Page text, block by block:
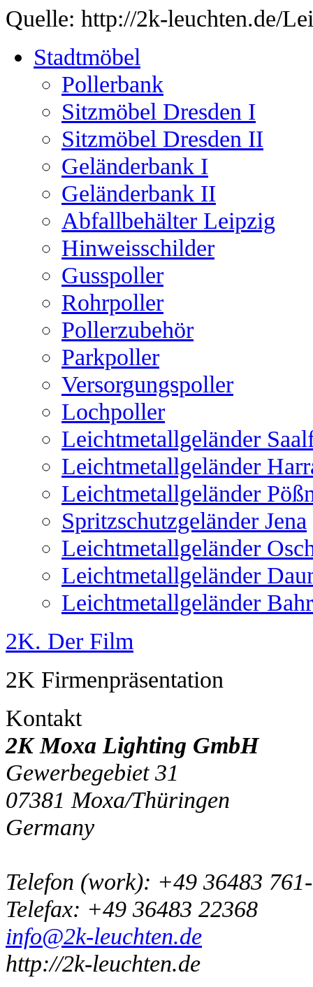
Quelle: http://2k-leuchten.de/
Stadtmöbel
Pollerbank
Sitzmöbel Dresden I
Sitzmöbel Dresden II
Geländerbank I
Geländerbank II
Abfallbehälter Leipzig
Hinweisschilder
Gusspoller
Rohrpoller
Pollerzubehör
Parkpoller
Versorgungspoller
Lochpoller
Leichtmetallgeländer
Leichtmetallgeländer
Leichtmetallgeländer
Spritzschutzgeländer Jena
Leichtmetallgeländer
Leichtmetallgeländer
Leichtmetallgeländer
2K. Der Film
2K Firmenpräsentation
Kontakt
2K Moxa Lighting GmbH
Gewerbegebiet 31
07381 Moxa/Thüringen
Germany
Telefon (work): +49 36483
Telefax: +49 36483 22368
info@2k-leuchten.de
http://2k-leuchten.de